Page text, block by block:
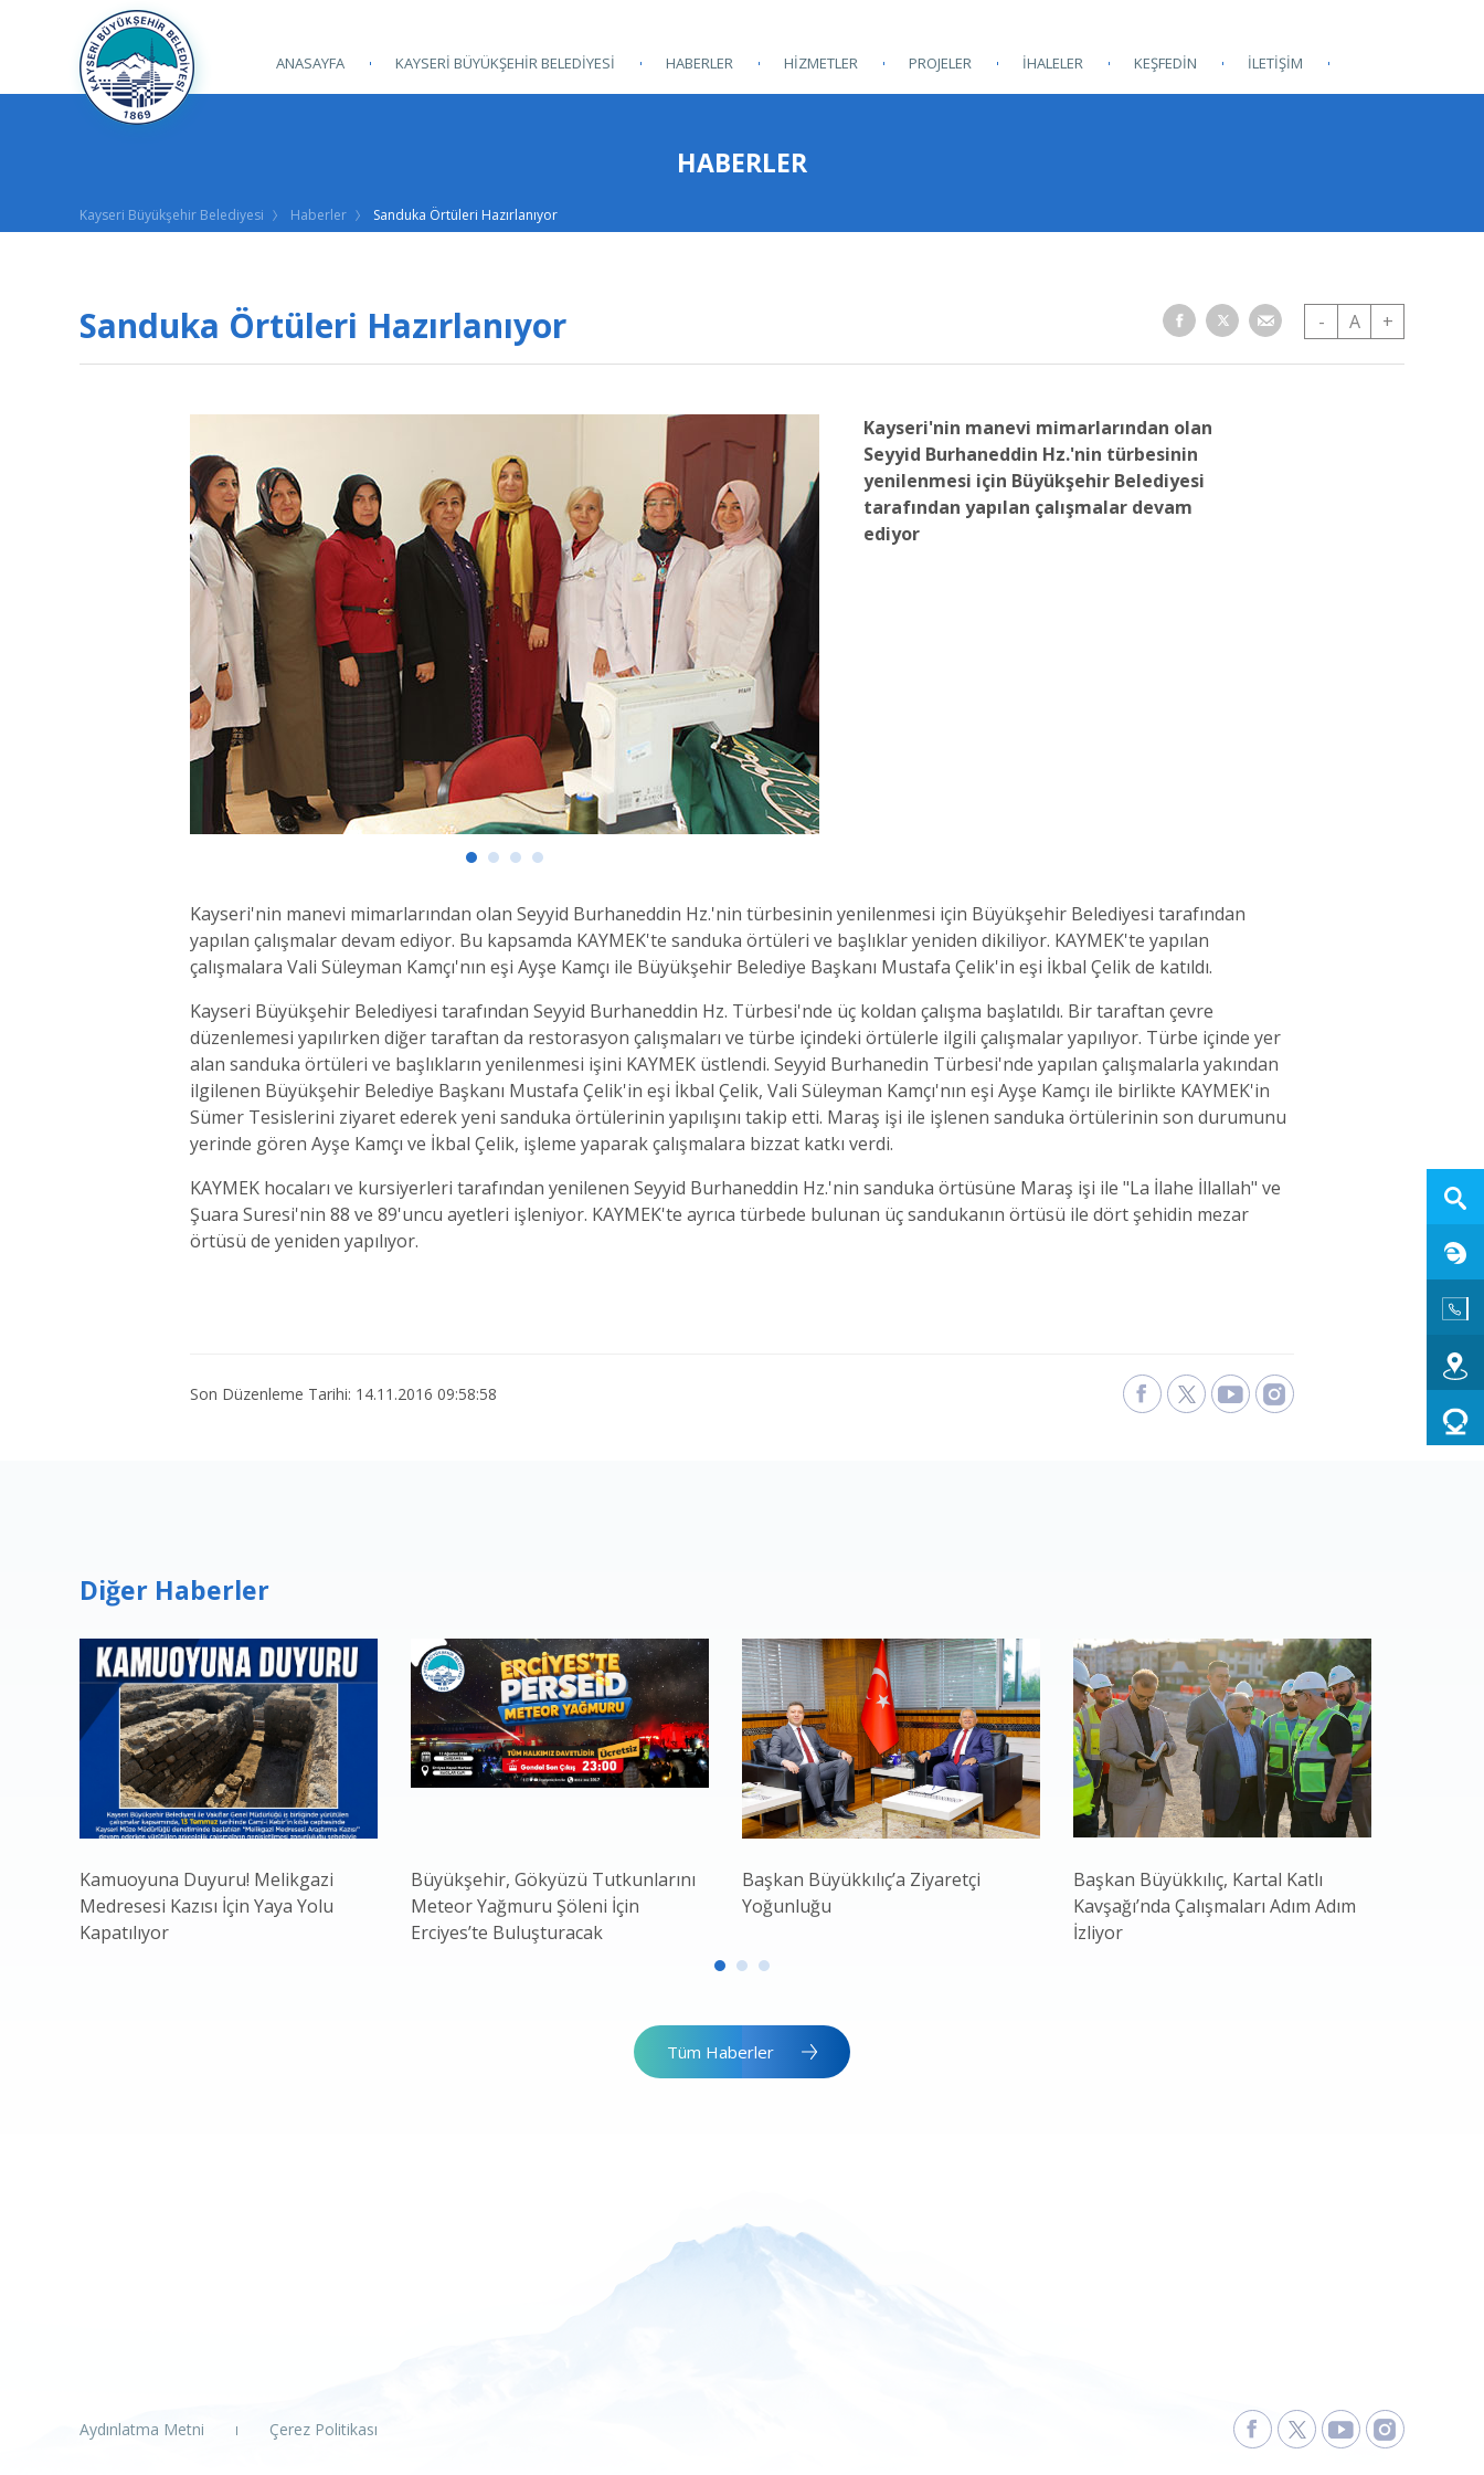
ANASAYFA KAYSERİ BÜYÜKŞEHİR BELEDİYESİ HABERLER HİZMETLER PROJELER İHALELER KEŞFEDİN İLETİŞİM
HABERLER
Kayseri Büyükşehir Belediyesi Haberler Sanduka Örtüleri Hazırlanıyor
Sanduka Örtüleri Hazırlanıyor - A +
Kayseri'nin manevi mimarlarından olan
Seyyid Burhaneddin Hz.'nin türbesinin
yenilenmesi için Büyükşehir Belediyesi
tarafından yapılan çalışmalar devam
ediyor
Kayseri'nin manevi mimarlarından olan Seyyid Burhaneddin Hz.'nin türbesinin yenilenmesi için Büyükşehir Belediyesi tarafından
yapılan çalışmalar devam ediyor. Bu kapsamda KAYMEK'te sanduka örtüleri ve başlıklar yeniden dikiliyor. KAYMEK'te yapılan
çalışmalara Vali Süleyman Kamçı'nın eşi Ayşe Kamçı ile Büyükşehir Belediye Başkanı Mustafa Çelik'in eşi İkbal Çelik de katıldı.
Kayseri Büyükşehir Belediyesi tarafından Seyyid Burhaneddin Hz. Türbesi'nde üç koldan çalışma başlatıldı. Bir taraftan çevre
düzenlemesi yapılırken diğer taraftan da restorasyon çalışmaları ve türbe içindeki örtülerle ilgili çalışmalar yapılıyor. Türbe içinde yer
alan sanduka örtüleri ve başlıkların yenilenmesi işini KAYMEK üstlendi. Seyyid Burhanedin Türbesi'nde yapılan çalışmalarla yakından
ilgilenen Büyükşehir Belediye Başkanı Mustafa Çelik'in eşi İkbal Çelik, Vali Süleyman Kamçı'nın eşi Ayşe Kamçı ile birlikte KAYMEK'in
Sümer Tesislerini ziyaret ederek yeni sanduka örtülerinin yapılışını takip etti. Maraş işi ile işlenen sanduka örtülerinin son durumunu
yerinde gören Ayşe Kamçı ve İkbal Çelik, işleme yaparak çalışmalara bizzat katkı verdi.
KAYMEK hocaları ve kursiyerleri tarafından yenilenen Seyyid Burhaneddin Hz.'nin sanduka örtüsüne Maraş işi ile "La İlahe İllallah" ve
Şuara Suresi'nin 88 ve 89'uncu ayetleri işleniyor. KAYMEK'te ayrıca türbede bulunan üç sandukanın örtüsü ile dört şehidin mezar
örtüsü de yeniden yapılıyor.
Son Düzenleme Tarihi: 14.11.2016 09:58:58
Diğer Haberler
Kamuoyuna Duyuru! Melikgazi
Medresesi Kazısı İçin Yaya Yolu
Kapatılıyor
Büyükşehir, Gökyüzü Tutkunlarını
Meteor Yağmuru Şöleni İçin
Erciyes’te Buluşturacak
Başkan Büyükkılıç’a Ziyaretçi
Yoğunluğu
Başkan Büyükkılıç, Kartal Katlı
Kavşağı’nda Çalışmaları Adım Adım
İzliyor
Tüm Haberler
Aydınlatma Metni Çerez Politikası